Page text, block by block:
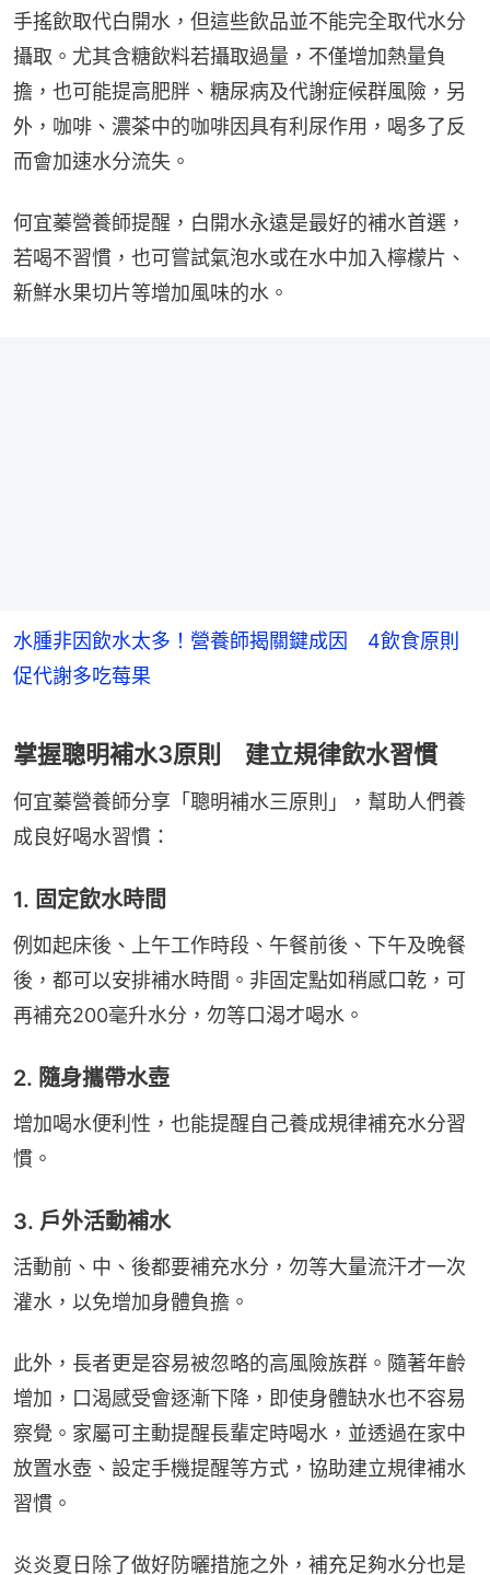
手搖飲取代白開水，但這些飲品並不能完全取代水分
攝取。尤其含糖飲料若攝取過量，不僅增加熱量負
擔，也可能提高肥胖、糖尿病及代謝症候群風險，另
外，咖啡、濃茶中的咖啡因具有利尿作用，喝多了反
而會加速水分流失。
何宜蓁營養師提醒，白開水永遠是最好的補水首選，
若喝不習慣，也可嘗試氣泡水或在水中加入檸檬片、
新鮮水果切片等增加風味的水。
水腫非因飲水太多！營養師揭關鍵成因 4飲食原則
促代謝多吃莓果
掌握聰明補水3原則 建立規律飲水習慣
何宜蓁營養師分享「聰明補水三原則」，幫助人們養
成良好喝水習慣：
1. 固定飲水時間
例如起床後、上午工作時段、午餐前後、下午及晚餐
後，都可以安排補水時間。非固定點如稍感口乾，可
再補充200毫升水分，勿等口渴才喝水。
2. 隨身攜帶水壺
增加喝水便利性，也能提醒自己養成規律補充水分習
慣。
3. 戶外活動補水
活動前、中、後都要補充水分，勿等大量流汗才一次
灌水，以免增加身體負擔。
此外，長者更是容易被忽略的高風險族群。隨著年齡
增加，口渴感受會逐漸下降，即使身體缺水也不容易
察覺。家屬可主動提醒長輩定時喝水，並透過在家中
放置水壺、設定手機提醒等方式，協助建立規律補水
習慣。
炎炎夏日除了做好防曬措施之外，補充足夠水分也是